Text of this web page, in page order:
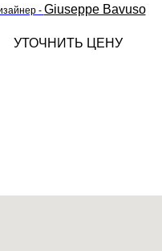
- Giuseppe Bavuso
УТОЧНИТЬ ЦЕНУ